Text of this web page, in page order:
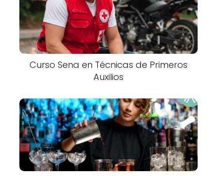
Curso Sena en Técnicas de Primeros
Auxilios